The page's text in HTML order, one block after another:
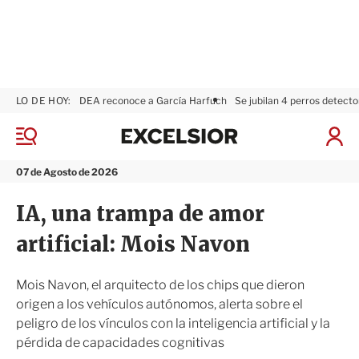
M
n
07 de Agosto de 2026
LO DE HOY: DEA reconoce a García Harfuch Se jubilan 4 perros
I
x
i
r
IA, una trampa de amor
artificial: Mois Navon
Mois Navon, el arquitecto de los chips que dieron
origen a los vehículos autónomos, alerta sobre el
peligro de los vínculos con la inteligencia artificial y la
pérdida de capacidades cognitivas